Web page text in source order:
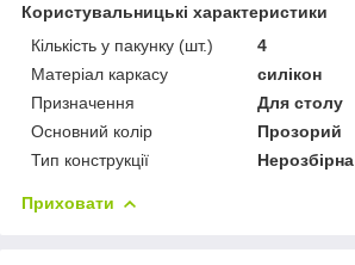
Користувальницькі характеристики
Кількість у пакунку (шт.)
4
Матеріал каркасу
силікон
Призначення
Для столу
Основний колір
Прозорий
Тип конструкції
Нерозбірна
Приховати